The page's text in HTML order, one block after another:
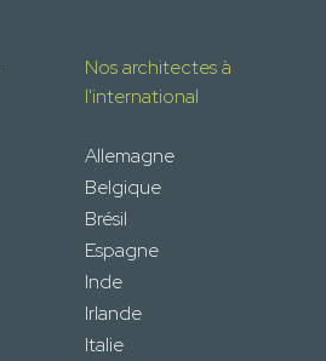
Nos architectes à
l'international
Allemagne
Belgique
Brésil
Espagne
Inde
Irlande
Italie